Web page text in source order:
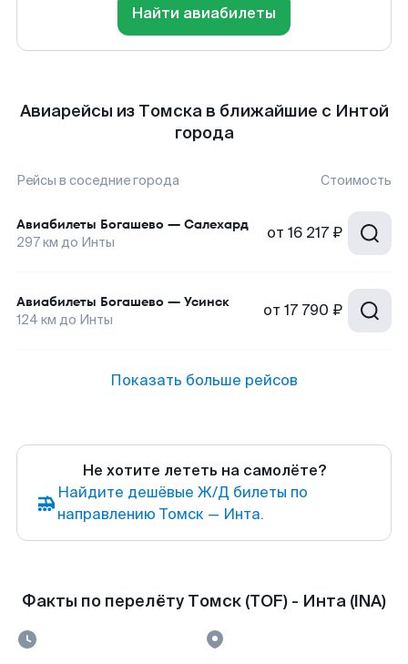
Найти авиабилеты
Авиарейсы из Томска в ближайшие с Интой
города
Рейсы в соседние города Стоимость
Авиабилеты Богашево — Салехард
297км до Инты от 16 217 ₽
Авиабилеты Богашево — Усинск
124 км до Инты от 17 790 ₽
Показать больше рейсов
Не хотите лететь на самолёте?
Найдите дешёвые Ж/Д билеты по
направлению Томск — Инта.
Факты по перелёту Томск (TOF) - Инта (INA)